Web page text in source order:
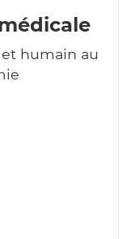
humain au